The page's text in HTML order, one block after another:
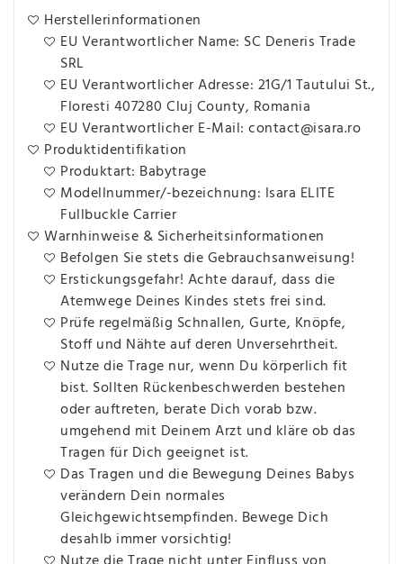
Herstellerinformationen
EU Verantwortlicher Name: SC Deneris Trade
SRL
EU Verantwortlicher Adresse: 21G/1 Tautului St.,
Floresti 407280 Cluj County, Romania
EU Verantwortlicher E-Mail: contact@isara.ro
Produktidentifikation
Produktart: Babytrage
Modellnummer/-bezeichnung: Isara ELITE
Fullbuckle Carrier
Warnhinweise & Sicherheitsinformationen
Befolgen Sie stets die Gebrauchsanweisung!
Erstickungsgefahr! Achte darauf, dass die
Atemwege Deines Kindes stets frei sind.
Prüfe regelmäßig Schnallen, Gurte, Knöpfe,
Stoff und Nähte auf deren Unversehrtheit.
Nutze die Trage nur, wenn Du körperlich fit
bist. Sollten Rückenbeschwerden bestehen
oder auftreten, berate Dich vorab bzw.
umgehend mit Deinem Arzt und kläre ob das
Tragen für Dich geeignet ist.
Das Tragen und die Bewegung Deines Babys
verändern Dein normales
Gleichgewichtsempfinden. Bewege Dich
desahlb immer vorsichtig!